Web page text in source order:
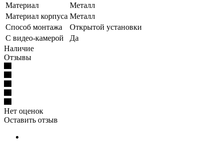
Материал
Металл
Материал корпуса Металл
Способ монтажа
Открытой установки
С видео-камерой
Да
Наличие
Отзывы
Нет оценок
Оставить отзыв